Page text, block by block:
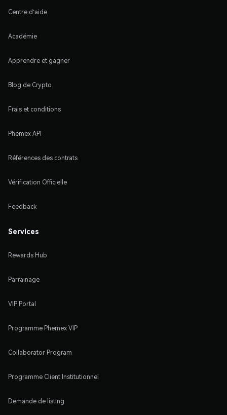
Centre d'aide
Académie
Apprendre et gagner
Blog de Crypto
Frais et conditions
Phemex API
Références des contrats
Vérification Officielle
Feedback
Services
Rewards Hub
Parrainage
VIP Portal
Programme Phemex VIP
Collaborator Program
Programme Client Institutionnel
Demande de listing